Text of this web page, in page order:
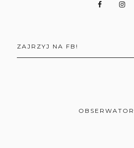
ZAJRZYJ NA FB!